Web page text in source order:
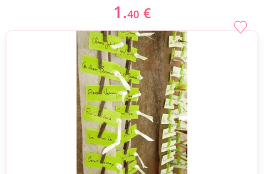
Payez votre commande en 4X sans frais
1.40 €